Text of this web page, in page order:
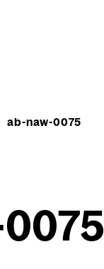
ab-naw-0075